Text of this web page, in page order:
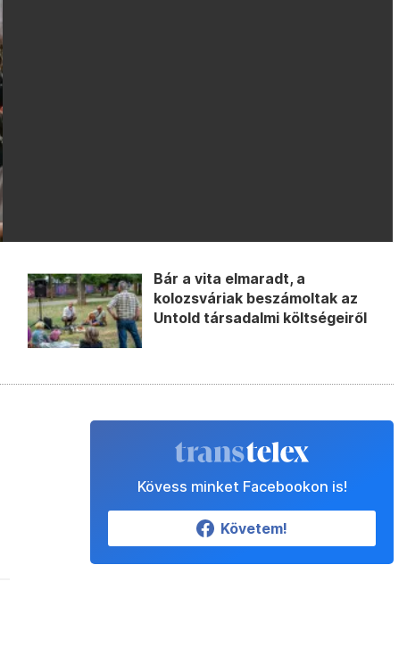
Bár a vita elmaradt, a
kolozsváriak beszámoltak az
Untold társadalmi költségeiről
Kövess minket Facebookon is!
Követem!